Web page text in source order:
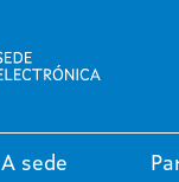
A sede